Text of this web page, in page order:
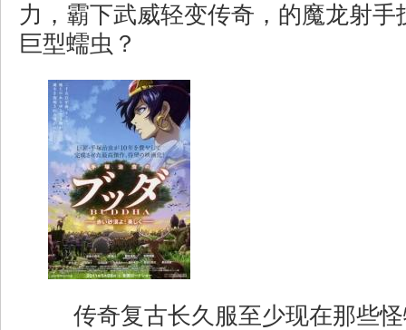
力，霸下武威轻变传奇，的魔龙射手
巨型蠕虫？
传奇复古长久服至少现在那些